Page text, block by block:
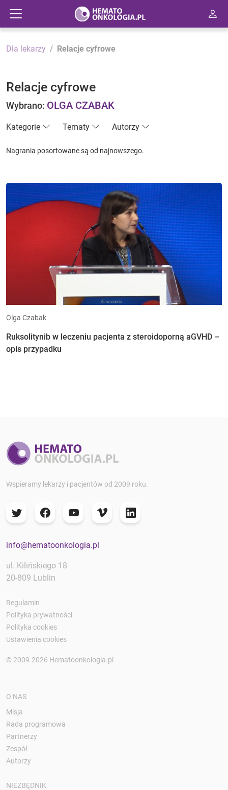
Dla lekarzy Relacje cyfrowe
Relacje cyfrowe
Wybrano: OLGA CZABAK
Kategorie Tematy Autorzy
Nagrania posortowane są od najnowszego.
Olga Czabak
Ruksolitynib w leczeniu pacjenta z steroidoporną aGVHD –
opis przypadku
Wspieramy lekarzy i pacjentów od 2009 roku.
info@hematoonkologia.pl
ul. Kilińskiego 18
20-809 Lublin
Regulamin
Polityka prywatności
Polityka cookies
Ustawienia cookies
© 2009-2026 Hematoonkologia.pl
O NAS
Misja
Rada programowa
Partnerzy
Zespół
Autorzy
NIEZBĘDNIK